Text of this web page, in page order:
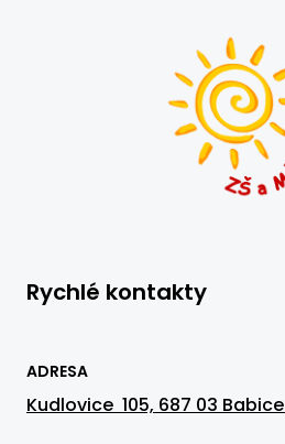
Rychlé kontakty
ADRESA
Kudlovice 105, 687 03 Babice